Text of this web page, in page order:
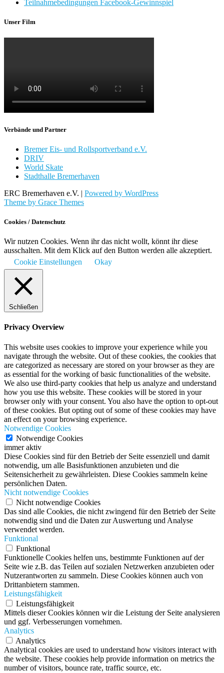
Teilnahmebedingungen Facebook-Gewinnspiel
Unser Film
Verbände und Partner
Bremer Eis- und Rollsportverband e.V.
DRIV
World Skate
Stadthalle Bremerhaven
ERC Bremerhaven e.V. | Powered by WordPress
Theme by Grace Themes
Cookies / Datenschutz
Wir nutzen Cookies. Wenn ihr das nicht wollt, könnt ihr diese
ausschalten. Mit dem Klick auf den Button werden alle akzeptiert.
Cookie Einstellungen
Okay
Schließen
Privacy Overview
This website uses cookies to improve your experience while you
navigate through the website. Out of these cookies, the cookies that
are categorized as necessary are stored on your browser as they are
as essential for the working of basic functionalities of the website.
We also use third-party cookies that help us analyze and understand
how you use this website. These cookies will be stored in your
browser only with your consent. You also have the option to opt-out
of these cookies. But opting out of some of these cookies may have
an effect on your browsing experience.
Notwendige Cookies
Notwendige Cookies
immer aktiv
Diese Cookies sind für den Betrieb der Seite essenziell und damit
notwendig, um alle Basisfunktionen anzubieten und die
Seitensicherheit zu gewährleisten. Diese Cookies sammeln keine
persönlichen Daten.
Nicht notwendige Cookies
Nicht notwendige Cookies
Das sind alle Cookies, die nicht zwingend für den Betrieb der Seite
notwendig sind und die Daten zur Auswertung und Analyse
verwendet werden.
Funktional
Funktional
Funktionelle Cookies helfen uns, bestimmte Funktionen auf der
Seite wie z.B. das Teilen auf sozialen Netzwerken anzubieten oder
Nutzerantworten zu sammeln. Diese Cookies können auch von
Drittanbietern stammen.
Leistungsfähigkeit
Leistungsfähigkeit
Mittels dieser Cookies können wir die Leistung der Seite analysieren
und ggf. Verbesserungen vornehmen.
Analytics
Analytics
Analytical cookies are used to understand how visitors interact with
the website. These cookies help provide information on metrics the
number of visitors, bounce rate, traffic source, etc.